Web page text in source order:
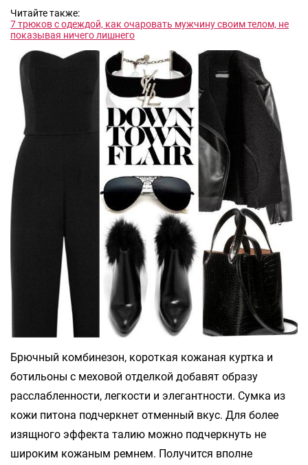
Читайте также:
7 трюков с одеждой, как очаровать мужчину своим телом, не
показывая ничего лишнего
Брючный комбинезон, короткая кожаная куртка и
ботильоны с меховой отделкой добавят образу
расслабленности, легкости и элегантности. Сумка из
кожи питона подчеркнет отменный вкус. Для более
изящного эффекта талию можно подчеркнуть не
широким кожаным ремнем. Получится вполне